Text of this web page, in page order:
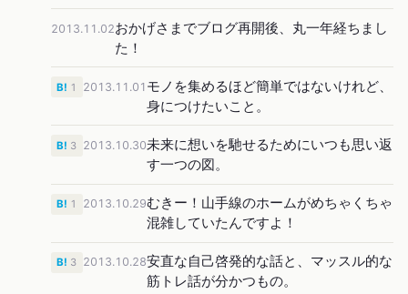
2013.11.02おかげさまでブログ再開後、丸一年経ちまし
た！
2013.11.01 モノを集めるほど簡単ではないけれど、
身につけたいこと。
B! 1
2013.10.30未来に想いを馳せるためにいつも思い返
す一つの図。
B! 3
2013.10.29むきー！山手線のホームがめちゃくちゃ
混雑していたんですよ！
B! 1
2013.10.28安直な自己啓発的な話と、マッスル的な
筋トレ話が分かつもの。
B! 3